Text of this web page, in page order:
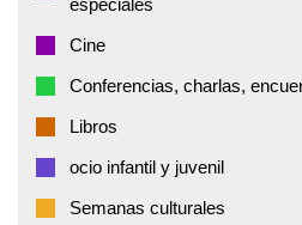
especiales
Cine
Conferencias, charlas,
Libros
ocio infantil y juvenil
Semanas culturales